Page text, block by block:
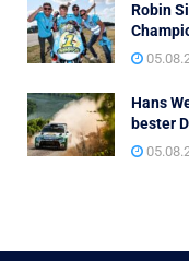
Robin
Hans
bester